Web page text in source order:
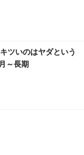
ツいのはヤダという
～長期